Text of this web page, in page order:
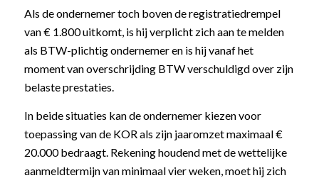
Als de ondernemer toch boven de registratiedrempel
van € 1.800 uitkomt, is hij verplicht zich aan te melden
als BTW-plichtig ondernemer en is hij vanaf het
moment van overschrijding BTW verschuldigd over zijn
belaste prestaties.
In beide situaties kan de ondernemer kiezen voor
toepassing van de KOR als zijn jaaromzet maximaal €
20.000 bedraagt. Rekening houdend met de wettelijke
aanmeldtermijn van minimaal vier weken, moet hij zich